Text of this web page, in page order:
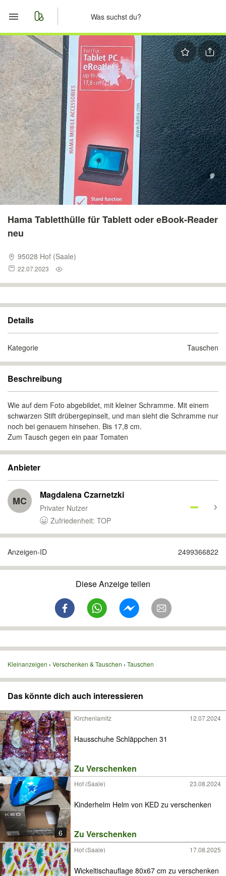
Start
Merkliste
Nachrichten
Anzeige aufgeben
Hama Tabletthülle für Tablett oder eBook-Reader
neu
95028 Hof (Saale)
22.07.2023
Details
Kategorie Tauschen
Beschreibung
Wie auf dem Foto abgebildet, mit kleiner Schramme. Mit einem
schwarzen Stift drübergepinselt, und man sieht die Schramme nur
noch bei genauem hinsehen. Bis 17,8 cm.
Zum Tausch gegen ein paar Tomaten
Anbieter
MC Magdalena Czarnetzki
Privater Nutzer
Zufriedenheit: TOP
Anzeigen-ID 2499366822
Diese Anzeige teilen
Kleinanzeigen Verschenken & Tauschen Tauschen
Das könnte dich auch interessieren
Kirchenlamitz 12.07.2024
Hausschuhe Schläppchen 31
Zu Verschenken
6
Hof (Saale) 23.08.2024
Kinderhelm Helm von KED zu verschenken
Zu Verschenken
Hof (Saale) 17.08.2025
Wickeltischauflage 80x67 cm zu verschenken